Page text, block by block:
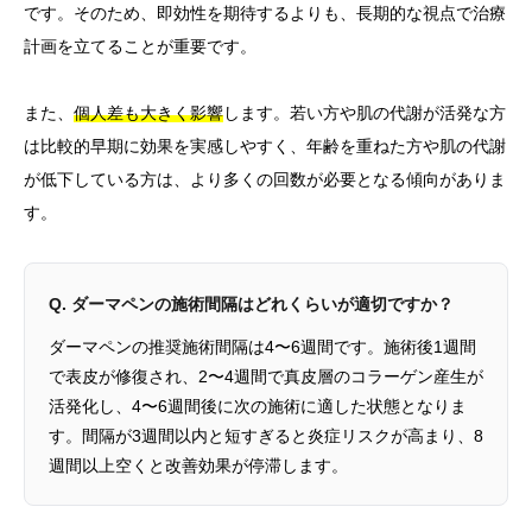
です。そのため、即効性を期待するよりも、長期的な視点で治療
計画を立てることが重要です。
また、 個人差も大きく影響します。若い方や肌の代謝が活発な方
は比較的早期に効果を実感しやすく、年齢を重ねた方や肌の代謝
が低下している方は、より多くの回数が必要となる傾向がありま
す。
Q. ダーマペンの施術間隔はどれくらいが適切ですか？
ダーマペンの推奨施術間隔は4〜6週間です。施術後1週間
で表皮が修復され、2〜4週間で真皮層のコラーゲン産生が
活発化し、4〜6週間後に次の施術に適した状態となりま
す。間隔が3週間以内と短すぎると炎症リスクが高まり、8
週間以上空くと改善効果が停滞します。